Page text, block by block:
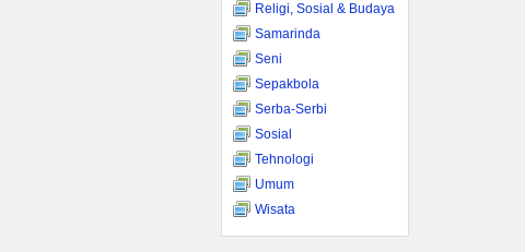
Religi, Sosial & Budaya
Samarinda
Seni
Sepakbola
Serba-Serbi
Sosial
Tehnologi
Umum
Wisata